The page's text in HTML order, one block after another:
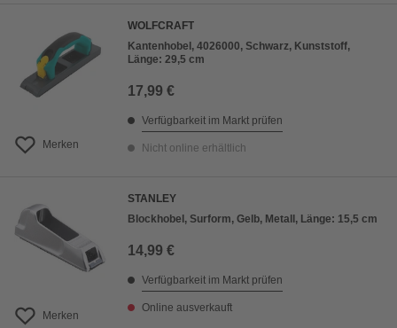
Merken
WOLFCRAFT
Kantenhobel, 4026000, Schwarz, Kunststoff,
Länge: 29,5 cm
17,99 €
Verfügbarkeit im Markt prüfen
Nicht online erhältlich
Merken
STANLEY
Blockhobel, Surform, Gelb, Metall, Länge: 15,5 cm
14,99 €
Verfügbarkeit im Markt prüfen
Online ausverkauft